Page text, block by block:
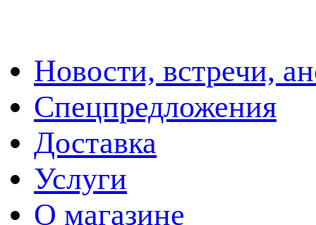
Новости, встречи,
Спецпредложения
Доставка
Услуги
О магазине